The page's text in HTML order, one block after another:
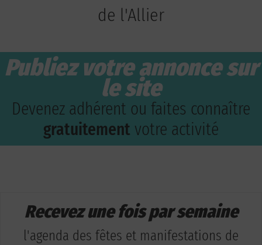
de l'Allier
Publiez votre annonce sur
le site
Devenez adhérent ou faites connaître
gratuitement votre activité
Recevez une fois par semaine
l'agenda des fêtes et manifestations de